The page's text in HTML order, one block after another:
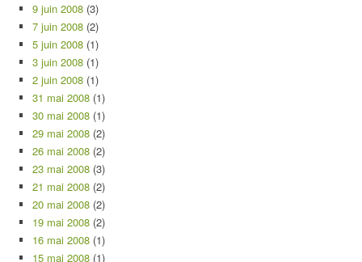
9 juin 2008 (3)
7 juin 2008 (2)
5 juin 2008 (1)
3 juin 2008 (1)
2 juin 2008 (1)
31 mai 2008 (1)
30 mai 2008 (1)
29 mai 2008 (2)
26 mai 2008 (2)
23 mai 2008 (3)
21 mai 2008 (2)
20 mai 2008 (2)
19 mai 2008 (2)
16 mai 2008 (1)
15 mai 2008 (1)